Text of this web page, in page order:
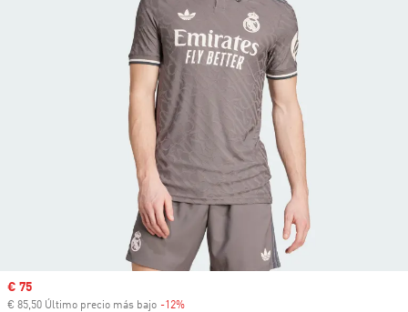
Precio de venta
€ 75
€ 85,50 Último precio más bajo -12%